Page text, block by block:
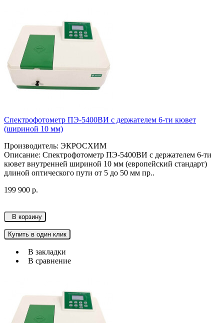
Спектрофотометр ПЭ-5400ВИ с держателем 6-ти кювет
(шириной 10 мм)
Производитель: ЭКРОСХИМ
Описание: Спектрофотометр ПЭ-5400ВИ с держателем 6-ти
кювет внутренней шириной 10 мм (европейский стандарт)
длиной оптического пути от 5 до 50 мм пр..
199 900 р.
В корзину
Купить в один клик
В закладки
В сравнение